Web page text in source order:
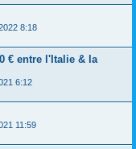
8:18
€ entre l'Italie & la
6:12
11:59